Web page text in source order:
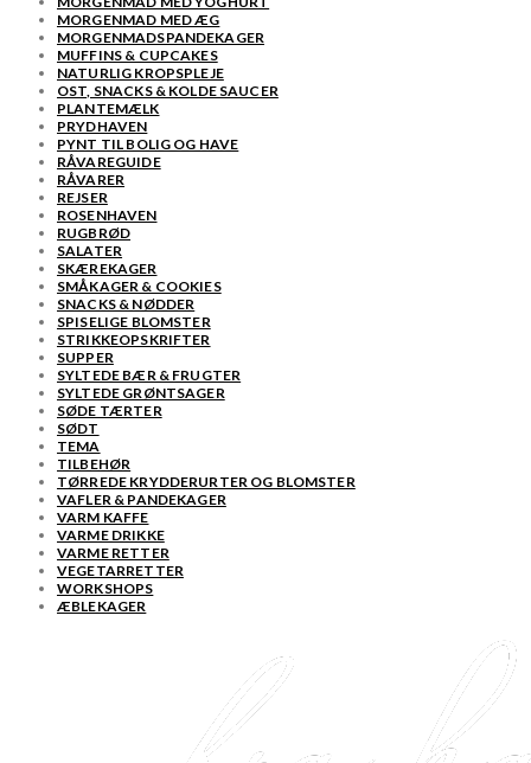
MORGENMAD MED ÆG
MORGENMADSPANDEKAGER
MUFFINS & CUPCAKES
NATURLIG KROPSPLEJE
OST, SNACKS & KOLDE SAUCER
PLANTEMÆLK
PRYDHAVEN
PYNT TIL BOLIG OG HAVE
RÅVAREGUIDE
RÅVARER
REJSER
ROSENHAVEN
RUGBRØD
SALATER
SKÆREKAGER
SMÅKAGER & COOKIES
SNACKS & NØDDER
SPISELIGE BLOMSTER
STRIKKEOPSKRIFTER
SUPPER
SYLTEDE BÆR & FRUGTER
SYLTEDE GRØNTSAGER
SØDE TÆRTER
SØDT
TEMA
TILBEHØR
TØRREDE KRYDDERURTER OG BLOMSTER
VAFLER & PANDEKAGER
VARM KAFFE
VARME DRIKKE
VARME RETTER
VEGETARRETTER
WORKSHOPS
ÆBLEKAGER